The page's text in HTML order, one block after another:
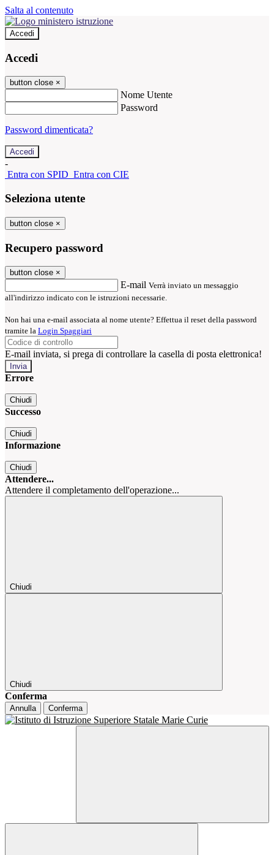
Salta al contenuto
Accedi
Accedi
button close ×
Nome Utente
Password
Password dimenticata?
-
Entra con SPID Entra con CIE
Seleziona utente
button close ×
Recupero password
button close ×
E-mail Verrà inviato un messaggio
all'indirizzo indicato con le istruzioni necessarie.
Non hai una e-mail associata al nome utente? Effettua il reset della password
tramite la Login Spaggiari
E-mail inviata, si prega di controllare la casella di posta elettronica!
Errore
Chiudi
Successo
Chiudi
Informazione
Chiudi
Attendere...
Attendere il completamento dell'operazione...
Chiudi
Chiudi
Conferma
Annulla Conferma